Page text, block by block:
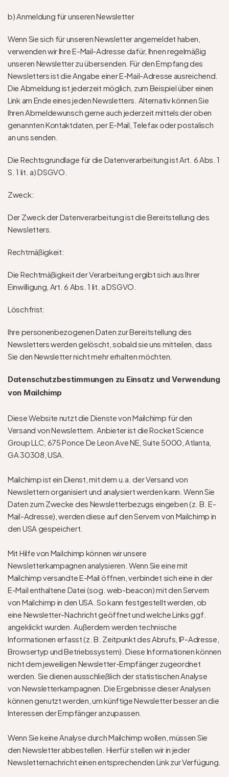
b) Anmeldung für unseren Newsletter
Wenn Sie sich für unseren Newsletter angemeldet haben,
verwenden wir Ihre E-Mail-Adresse dafür, Ihnen regelmäßig
unseren Newsletter zu übersenden. Für den Empfang des
Newsletters ist die Angabe einer E-Mail-Adresse ausreichend.
Die Abmeldung ist jederzeit möglich, zum Beispiel über einen
Link am Ende eines jeden Newsletters. Alternativ können Sie
Ihren Abmeldewunsch gerne auch jederzeit mittels der oben
genannten Kontaktdaten, per E-Mail, Telefax oder postalisch
an uns senden.
Die Rechtsgrundlage für die Datenverarbeitung ist Art. 6 Abs. 1
S. 1 lit. a) DSGVO.
Zweck:
Der Zweck der Datenverarbeitung ist die Bereitstellung des
Newsletters.
Rechtmäßigkeit:
Die Rechtmäßigkeit der Verarbeitung ergibt sich aus Ihrer
Einwilligung, Art. 6 Abs. 1 lit. a DSGVO.
Löschfrist:
Ihre personenbezogenen Daten zur Bereitstellung des
Newsletters werden gelöscht, sobald sie uns mitteilen, dass
Sie den Newsletter nicht mehr erhalten möchten.
Datenschutzbestimmungen zu Einsatz und Verwendung
von Mailchimp
Diese Website nutzt die Dienste von Mailchimp für den
Versand von Newslettern. Anbieter ist die Rocket Science
Group LLC, 675 Ponce De Leon Ave NE, Suite 5000, Atlanta,
GA 30308, USA.
Mailchimp ist ein Dienst, mit dem u.a. der Versand von
Newslettern organisiert und analysiert werden kann. Wenn Sie
Daten zum Zwecke des Newsletterbezugs eingeben (z. B. E-
Mail-Adresse), werden diese auf den Servern von Mailchimp in
den USA gespeichert.
Mit Hilfe von Mailchimp können wir unsere
Newsletterkampagnen analysieren. Wenn Sie eine mit
Mailchimp versandte E-Mail öffnen, verbindet sich eine in der
E-Mail enthaltene Datei (sog. web-beacon) mit den Servern
von Mailchimp in den USA. So kann festgestellt werden, ob
eine Newsletter-Nachricht geöffnet und welche Links ggf.
angeklickt wurden. Außerdem werden technische
Informationen erfasst (z. B. Zeitpunkt des Abrufs, IP-Adresse,
Browsertyp und Betriebssystem). Diese Informationen können
nicht dem jeweiligen Newsletter-Empfänger zugeordnet
werden. Sie dienen ausschließlich der statistischen Analyse
von Newsletterkampagnen. Die Ergebnisse dieser Analysen
können genutzt werden, um künftige Newsletter besser an die
Interessen der Empfänger anzupassen.
Wenn Sie keine Analyse durch Mailchimp wollen, müssen Sie
den Newsletter abbestellen. Hierfür stellen wir in jeder
Newsletternachricht einen entsprechenden Link zur Verfügung.